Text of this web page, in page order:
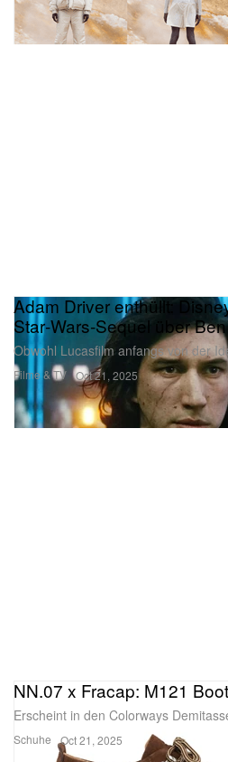
Filme & TV
Adam Driver enthüllt:
Star‑Wars‑Sequel über
Obwohl Lucasfilm anfangs von der
Oct 21, 2025
Schuhe
NN.07 x Fracap: M121
Erscheint in den Colorways
Oct 21, 2025